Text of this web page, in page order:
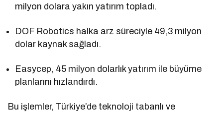
milyon dolara yakın yatırım topladı.
DOF Robotics halka arz süreciyle 49,3 milyon
dolar kaynak sağladı.
Easycep, 45 milyon dolarlık yatırım ile büyüme
planlarını hızlandırdı.
Bu işlemler, Türkiye’de teknoloji tabanlı ve